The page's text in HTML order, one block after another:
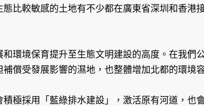
比較敏感的土地有不少都在廣東省深圳和香
境保育提升至生態文明建設的高度。在我們
償受發展影響的濕地，也整體增加北都的環境
採用「藍綠排水建設」，激活原有河道，也